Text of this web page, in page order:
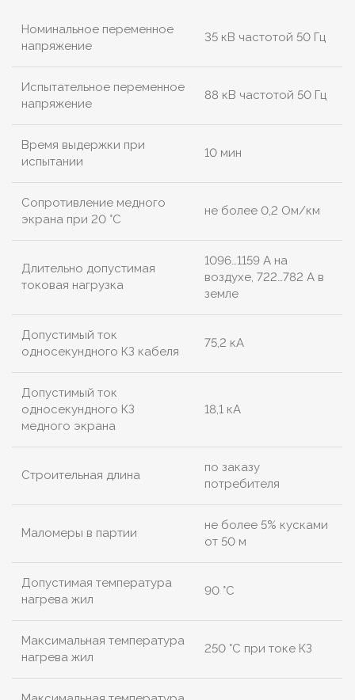
Номинальное переменное
напряжение
35 кВ частотой 50 Гц
Испытательное переменное
напряжение
88 кВ частотой 50 Гц
Время выдержки при
испытании
10 мин
Сопротивление медного
экрана при 20 °С
не более 0,2 Ом/км
Длительно допустимая
токовая нагрузка
1096…1159 А на
воздухе, 722…782 А в
земле
Допустимый ток
односекундного КЗ кабеля
75,2 кА
Допустимый ток
односекундного КЗ
медного экрана
18,1 кА
Строительная длина
по заказу
потребителя
Маломеры в партии
не более 5% кусками
от 50 м
Допустимая температура
нагрева жил
90 °C
Максимальная температура
нагрева жил
250 °C при токе КЗ